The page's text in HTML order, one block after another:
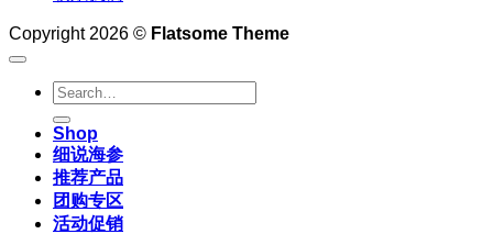
Copyright 2026 © Flatsome Theme
Search
for:
Shop
细说海参
推荐产品
团购专区
活动促销